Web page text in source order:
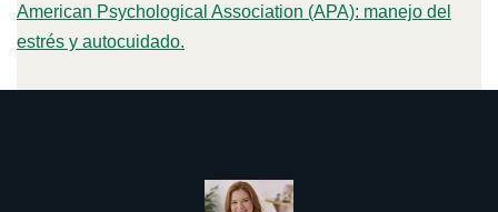
American Psychological Association (APA): manejo del
estrés y autocuidado.